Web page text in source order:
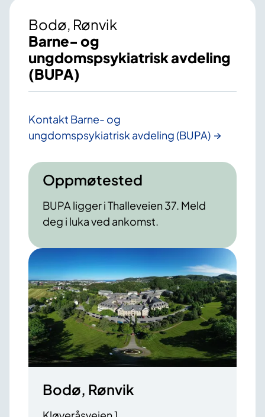
Bodø, Rønvik
Barne- og
ungdomspsykiatrisk avdeling
(BUPA)
Kontakt Barne- og
ungdomspsykiatrisk avdeling (BUPA)
Oppmøtested
BUPA ligger i Thalleveien 37. Meld
deg i luka ved ankomst.
Bodø, Rønvik